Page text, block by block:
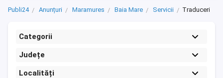
Publi24 Anunțuri Maramures Baia Mare Servicii Traduceri
Categorii
Județe
Localități